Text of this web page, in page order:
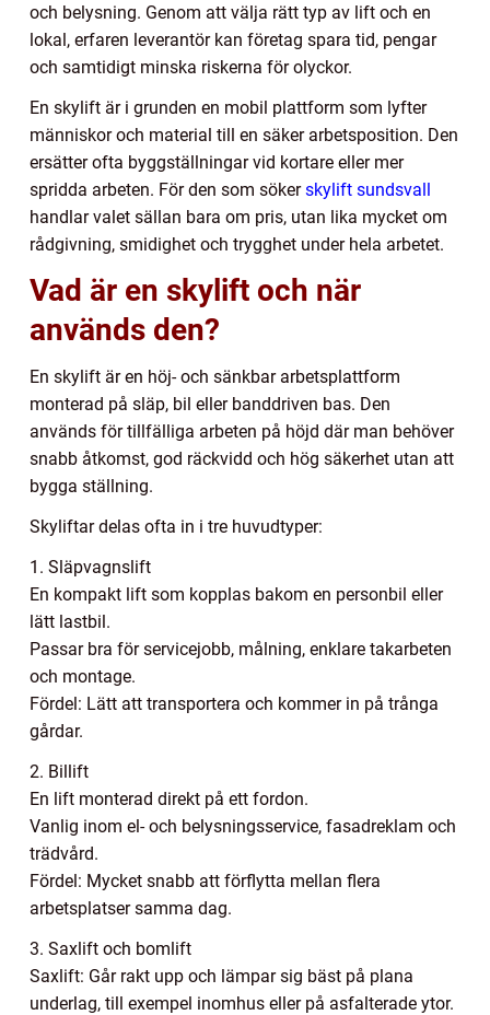
och belysning. Genom att välja rätt typ av lift och en
lokal, erfaren leverantör kan företag spara tid, pengar
och samtidigt minska riskerna för olyckor.
En skylift är i grunden en mobil plattform som lyfter
människor och material till en säker arbetsposition. Den
ersätter ofta byggställningar vid kortare eller mer
spridda arbeten. För den som sökerskylift sundsvall
handlar valet sällan bara om pris, utan lika mycket om
rådgivning, smidighet och trygghet under hela arbetet.
Vad är en skylift och när
används den?
En skylift är en höj- och sänkbar arbetsplattform
monterad på släp, bil eller banddriven bas. Den
används för tillfälliga arbeten på höjd där man behöver
snabb åtkomst, god räckvidd och hög säkerhet utan att
bygga ställning.
Skyliftar delas ofta in i tre huvudtyper:
1. Släpvagnslift
En kompakt lift som kopplas bakom en personbil eller
lätt lastbil.
Passar bra för servicejobb, målning, enklare takarbeten
och montage.
Fördel: Lätt att transportera och kommer in på trånga
gårdar.
2. Billift
En lift monterad direkt på ett fordon.
Vanlig inom el- och belysningsservice, fasadreklam och
trädvård.
Fördel: Mycket snabb att förflytta mellan flera
arbetsplatser samma dag.
3. Saxlift och bomlift
Saxlift: Går rakt upp och lämpar sig bäst på plana
underlag, till exempel inomhus eller på asfalterade ytor.